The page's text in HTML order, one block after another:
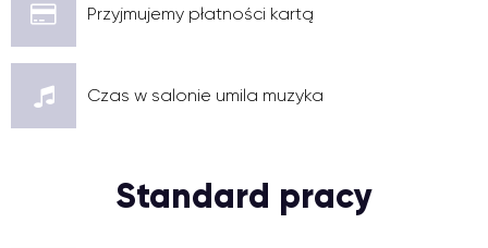
Przyjmujemy płatności kartą
Czas w salonie umila muzyka
Standard pracy